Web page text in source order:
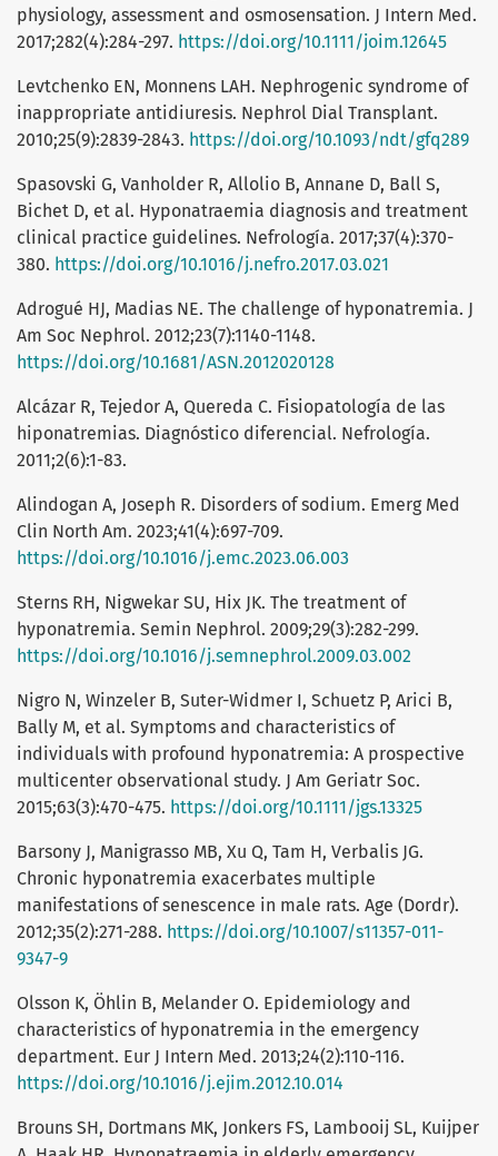
physiology, assessment and osmosensation. J Intern Med.
2017;282(4):284-297. https://doi.org/10.1111/joim.12645
Levtchenko EN, Monnens LAH. Nephrogenic syndrome of
inappropriate antidiuresis. Nephrol Dial Transplant.
2010;25(9):2839-2843. https://doi.org/10.1093/ndt/gfq289
Spasovski G, Vanholder R, Allolio B, Annane D, Ball S,
Bichet D, et al. Hyponatraemia diagnosis and treatment
clinical practice guidelines. Nefrología. 2017;37(4):370-
380. https://doi.org/10.1016/j.nefro.2017.03.021
Adrogué HJ, Madias NE. The challenge of hyponatremia. J
Am Soc Nephrol. 2012;23(7):1140-1148.
https://doi.org/10.1681/ASN.2012020128
Alcázar R, Tejedor A, Quereda C. Fisiopatología de las
hiponatremias. Diagnóstico diferencial. Nefrología.
2011;2(6):1-83.
Alindogan A, Joseph R. Disorders of sodium. Emerg Med
Clin North Am. 2023;41(4):697-709.
https://doi.org/10.1016/j.emc.2023.06.003
Sterns RH, Nigwekar SU, Hix JK. The treatment of
hyponatremia. Semin Nephrol. 2009;29(3):282-299.
https://doi.org/10.1016/j.semnephrol.2009.03.002
Nigro N, Winzeler B, Suter-Widmer I, Schuetz P, Arici B,
Bally M, et al. Symptoms and characteristics of
individuals with profound hyponatremia: A prospective
multicenter observational study. J Am Geriatr Soc.
2015;63(3):470-475. https://doi.org/10.1111/jgs.13325
Barsony J, Manigrasso MB, Xu Q, Tam H, Verbalis JG.
Chronic hyponatremia exacerbates multiple
manifestations of senescence in male rats. Age (Dordr).
2012;35(2):271-288. https://doi.org/10.1007/s11357-011-
9347-9
Olsson K, Öhlin B, Melander O. Epidemiology and
characteristics of hyponatremia in the emergency
department. Eur J Intern Med. 2013;24(2):110-116.
https://doi.org/10.1016/j.ejim.2012.10.014
Brouns SH, Dortmans MK, Jonkers FS, Lambooij SL, Kuijper